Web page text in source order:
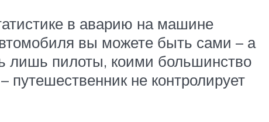
в аварию на машине
вы можете быть сами – а
лишь пилоты, коими большинство
путешественник не контролирует